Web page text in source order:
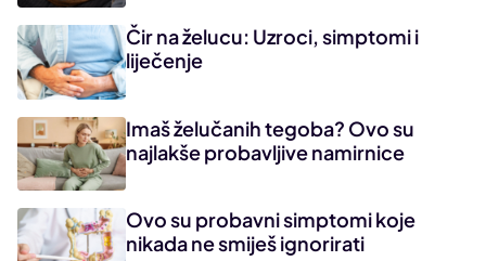
Čir na želucu: Uzroci, simptomi i
liječenje
Imaš želučanih tegoba? Ovo su
najlakše probavljive namirnice
Ovo su probavni simptomi koje
nikada ne smiješ ignorirati